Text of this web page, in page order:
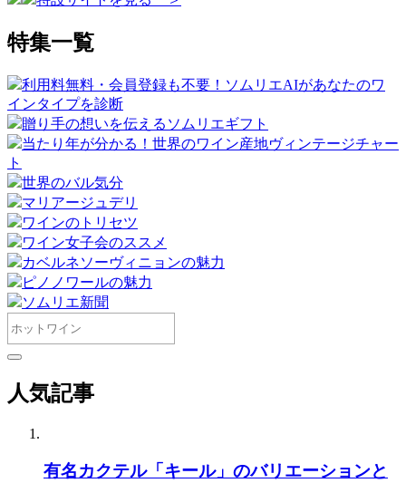
特集一覧
利用料無料・会員登録も不要！ソムリエAIがあなたのワ
インタイプを診断
贈り手の想いを伝えるソムリエギフト
当たり年が分かる！世界のワイン産地ヴィンテージチャー
ト
世界のバル気分
マリアージュデリ
ワインのトリセツ
ワイン女子会のススメ
カベルネソーヴィニョンの魅力
ピノノワールの魅力
ソムリエ新聞
人気記事
有名カクテル「キール」のバリエーションと